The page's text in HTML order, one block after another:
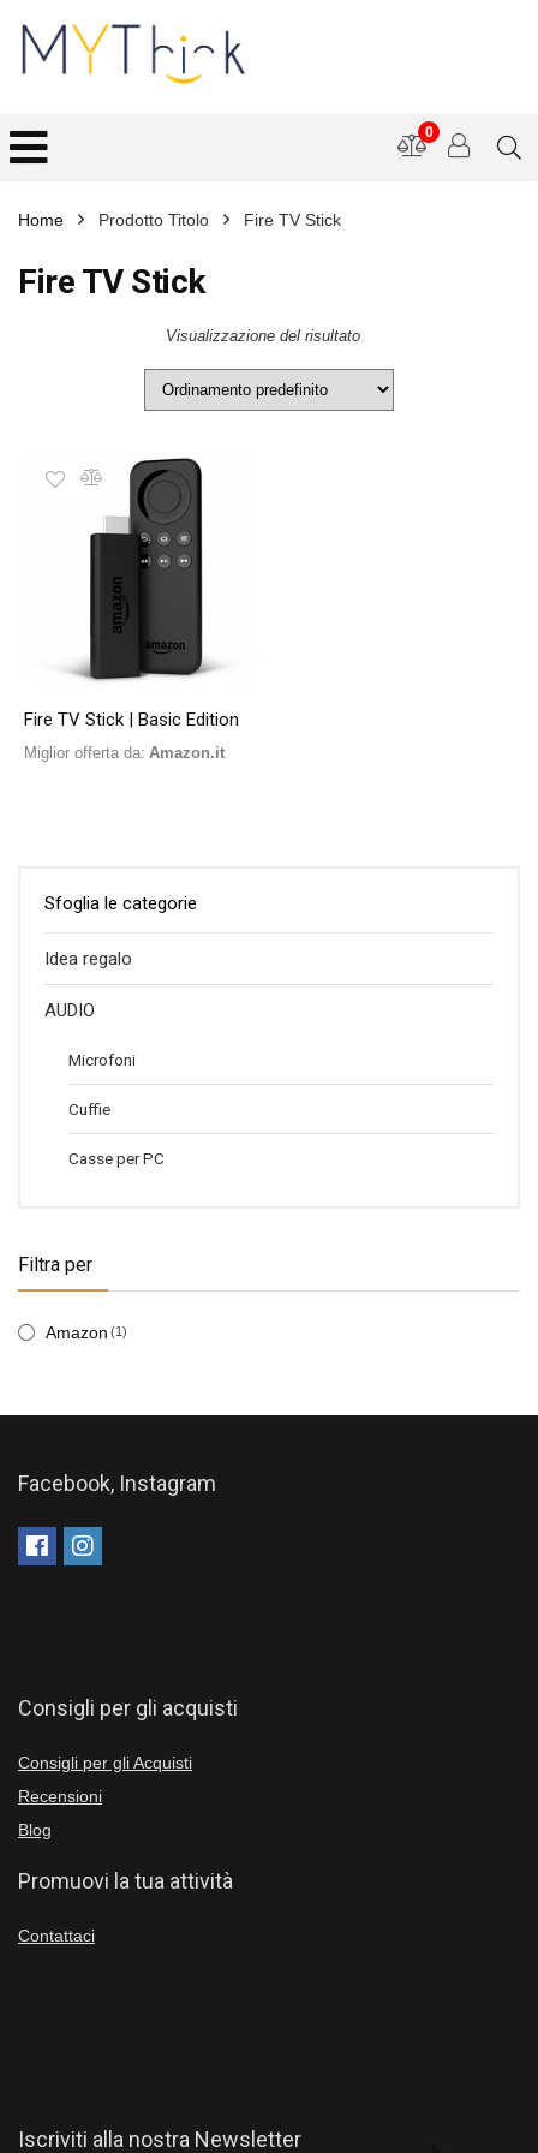
0
Home Prodotto Titolo Fire TV Stick
Fire TV Stick
Visualizzazione del risultato
Fire TV Stick | Basic Edition
Miglior offerta da: Amazon.it
Sfoglia le categorie
Idea regalo
AUDIO
Microfoni
Cuffie
Casse per PC
Filtra per
Amazon (1)
Facebook, Instagram
Consigli per gli acquisti
Consigli per gli Acquisti
Recensioni
Blog
Promuovi la tua attività
Contattaci
Iscriviti alla nostra Newsletter